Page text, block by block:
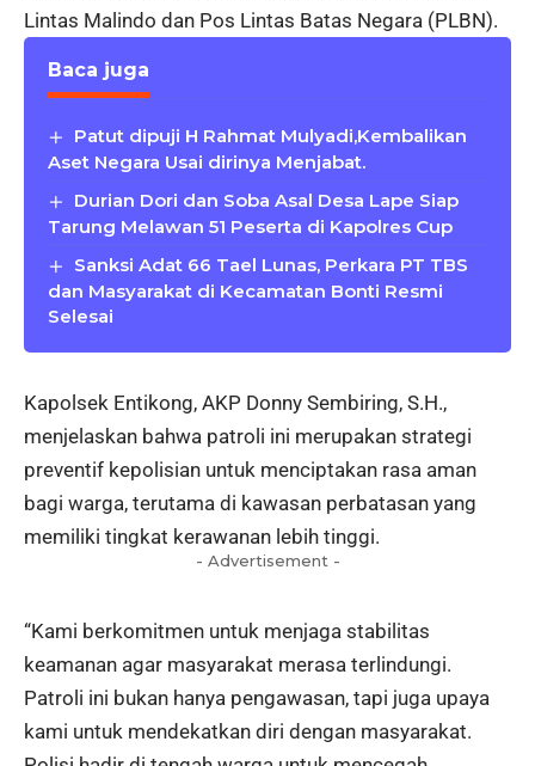
Lintas Malindo dan Pos Lintas Batas Negara (PLBN).
Baca juga
Patut dipuji H Rahmat Mulyadi,Kembalikan
Aset Negara Usai dirinya Menjabat.
Durian Dori dan Soba Asal Desa Lape Siap
Tarung Melawan 51 Peserta di Kapolres Cup
Sanksi Adat 66 Tael Lunas, Perkara PT TBS
dan Masyarakat di Kecamatan Bonti Resmi
Selesai
Kapolsek Entikong, AKP Donny Sembiring, S.H.,
menjelaskan bahwa patroli ini merupakan strategi
preventif kepolisian untuk menciptakan rasa aman
bagi warga, terutama di kawasan perbatasan yang
memiliki tingkat kerawanan lebih tinggi.
- Advertisement -
“Kami berkomitmen untuk menjaga stabilitas
keamanan agar masyarakat merasa terlindungi.
Patroli ini bukan hanya pengawasan, tapi juga upaya
kami untuk mendekatkan diri dengan masyarakat.